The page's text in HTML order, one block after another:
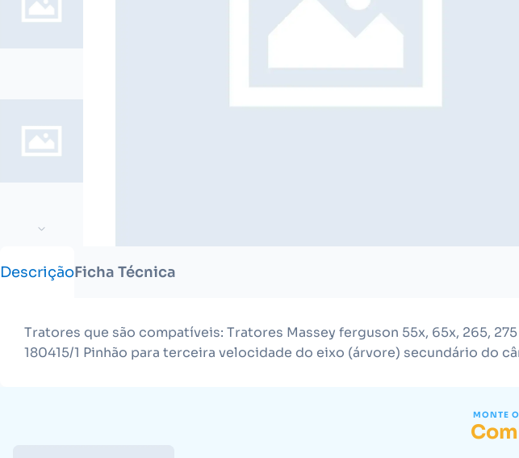
DescriçãoFicha Técnica
Tratores que são compatíveis: Tratores Massey ferguson 55x, 65x, 265, 275
180415/1 Pinhão para terceira velocidade do eixo (árvore) secundário do
MONTE